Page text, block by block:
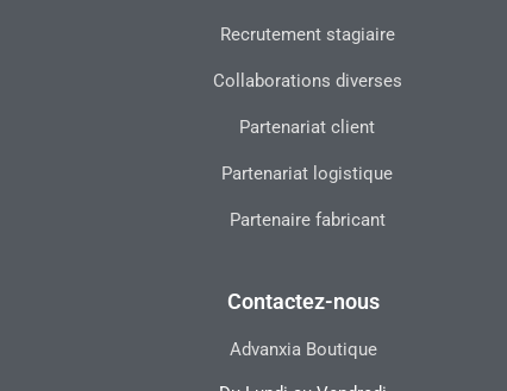
Recrutement stagiaire
Collaborations diverses
Partenariat client
Partenariat logistique
Partenaire fabricant
Contactez-nous
Advanxia Boutique